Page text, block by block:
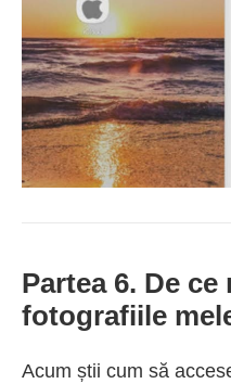
Partea 6. De
fotografiile
Acum știi cum să